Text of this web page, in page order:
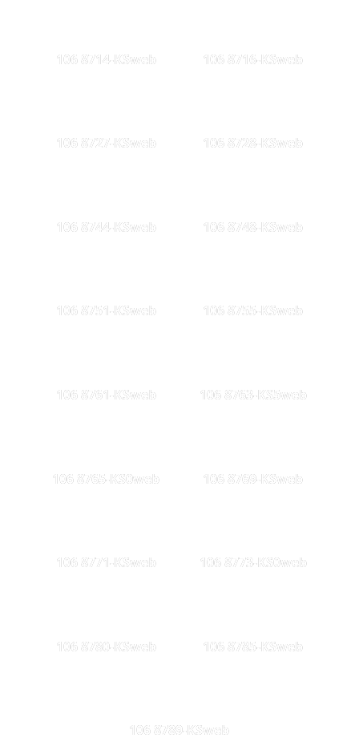
106 8714-KSweb 106 8716-KSweb
106 8727-KSweb 106 8728-KSweb
106 8744-KSweb 106 8748-KSweb
106 8751-KSweb 106 8755-KSweb
106 8761-KSweb 106 8763-KS5web
106 8765-KS0web 106 8769-KSweb
106 8771-KSweb 106 8773-KS0web
106 8780-KSweb 106 8785-KSweb
106 8789-KSweb